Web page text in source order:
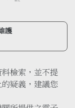
護
檢索，並不提
疑義，建議您